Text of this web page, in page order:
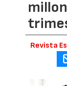
Revista